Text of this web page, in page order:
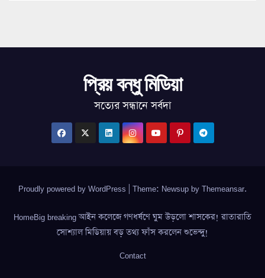
প্রিয় বন্ধু মিডিয়া
সত্যের সন্ধানে সর্বদা
Proudly powered by WordPress Theme: Newsup by Themeansar.
HomeBig breaking আইন কলেজে গণধর্ষণে ঘুম উড়লো শাসকের! রাতারাতি
সোশ্যাল মিডিয়ায় বড় তথ্য ফাঁস করলেন শুভেন্দু!
Contact